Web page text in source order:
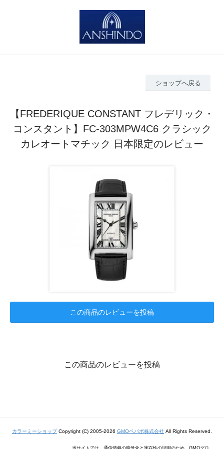
ショップへ戻る
【FREDERIQUE CONSTANT フレデリック・
コンスタント】FC-303MPW4C6 クラシック
カレオートマチック 日本限定のレビュー
この商品のレビューを投稿
この商品のレビューを投稿
カラーミーショップCopyright (C) 2005-2026 GMOペパボ株式会社 All Rights Reserved.
当サイトでは、通信情報の暗号化と実在性の証明のため、GMOグロ